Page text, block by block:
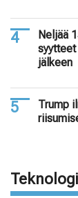
Neljää
jälkeen
Trump